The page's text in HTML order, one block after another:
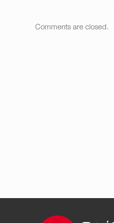
Comments are closed.